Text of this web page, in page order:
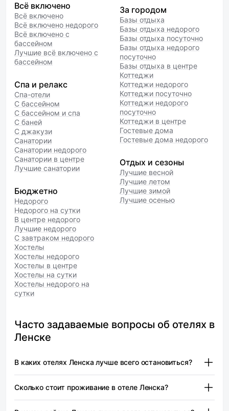
Всё включено
Всё включено
Всё включено недорого
Всё включено с
бассейном
Лучшие всё включено с
бассейном
Спа и релакс
Спа-отели
С бассейном
С бассейном и спа
С баней
С джакузи
Санатории
Санатории недорого
Санатории в центре
Лучшие санатории
Бюджетно
Недорого
Недорого на сутки
В центре недорого
Лучшие недорого
С завтраком недорого
Хостелы
Хостелы недорого
Хостелы в центре
Хостелы на сутки
Хостелы недорого на
сутки
За городом
Базы отдыха
Базы отдыха недорого
Базы отдыха посуточно
Базы отдыха недорого
посуточно
Базы отдыха в центре
Коттеджи
Коттеджи недорого
Коттеджи посуточно
Коттеджи недорого
посуточно
Коттеджи в центре
Гостевые дома
Гостевые дома недорого
Отдых и сезоны
Лучшие весной
Лучшие летом
Лучшие зимой
Лучшие осенью
Часто задаваемые вопросы об отелях в
Ленске
В каких отелях Ленска лучше всего остановиться?
При выборе отеля в Ленске стоит обратить внимание на
Сколько стоит проживание в отеле Ленска?